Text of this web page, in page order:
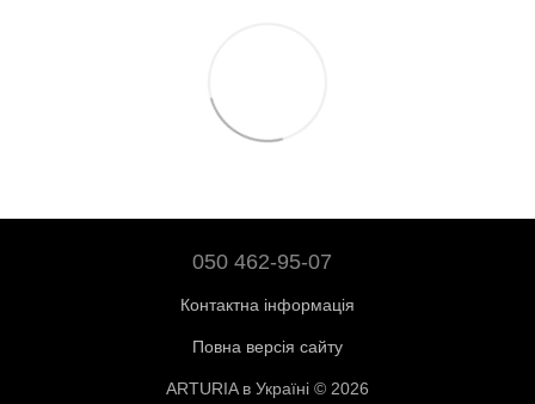
050 462-95-07
Контактна інформація
Повна версія сайту
ARTURIA в Україні © 2026